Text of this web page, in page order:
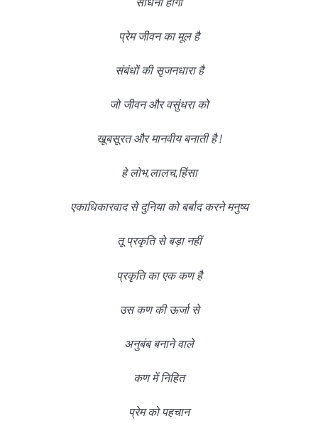
प्रेम जीवन का मूल है
संबंधों की सृजनधारा है
जो जीवन और वसुंधरा को
खूबसूरत और मानवीय बनाती है !
हे लोभ,लालच,हिंसा
एकाधिकारवाद से दुनिया को बर्बाद करने मनुष्य
तू प्रकृति से बड़ा नहीं
प्रकृति का एक कण है
उस कण की ऊर्जा से
अनुबंब बनाने वाले
कण में निहित
प्रेम को पहचान